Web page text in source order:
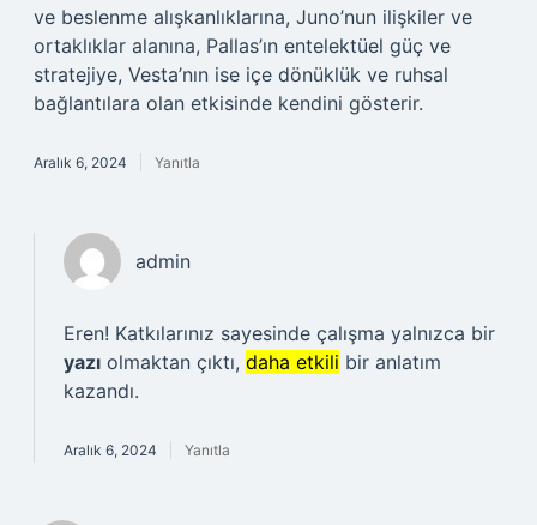
ve beslenme alışkanlıklarına, Juno’nun ilişkiler ve
ortaklıklar alanına, Pallas’ın entelektüel güç ve
stratejiye, Vesta’nın ise içe dönüklük ve ruhsal
bağlantılara olan etkisinde kendini gösterir.
Aralık 6, 2024 Yanıtla
admin
Eren! Katkılarınız sayesinde çalışma yalnızca bir
yazı olmaktan çıktı, daha etkili bir anlatım
kazandı.
Aralık 6, 2024 Yanıtla